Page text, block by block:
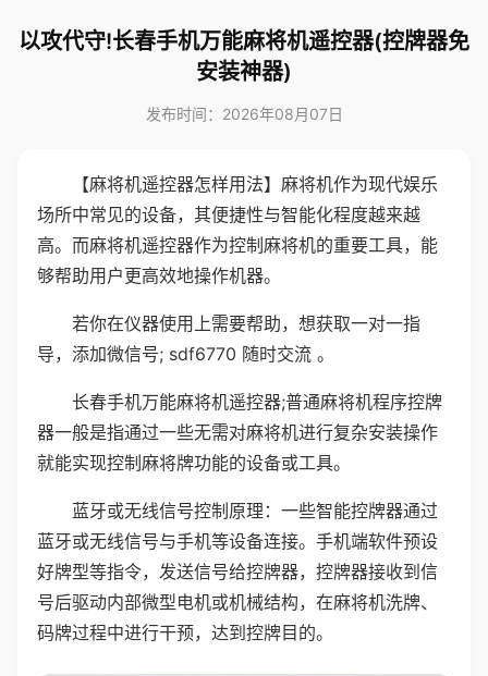
以攻代守!长春手机万能麻将机遥控器(控牌器免
安装神器)
发布时间：2026年08月07日
【麻将机遥控器怎样用法】麻将机作为现代娱乐
场所中常见的设备，其便捷性与智能化程度越来越
高。而麻将机遥控器作为控制麻将机的重要工具，能
够帮助用户更高效地操作机器。
若你在仪器使用上需要帮助，想获取一对一指
导，添加微信号; sdf6770 随时交流 。
长春手机万能麻将机遥控器;普通麻将机程序控牌
器一般是指通过一些无需对麻将机进行复杂安装操作
就能实现控制麻将牌功能的设备或工具。
蓝牙或无线信号控制原理：一些智能控牌器通过
蓝牙或无线信号与手机等设备连接。手机端软件预设
好牌型等指令，发送信号给控牌器，控牌器接收到信
号后驱动内部微型电机或机械结构，在麻将机洗牌、
码牌过程中进行干预，达到控牌目的。